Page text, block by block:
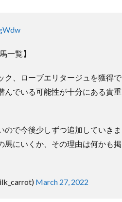
一覧】
ク、ローブエリタージュを獲得で
んでいる可能性が十分にある貴重
ので今後少しずつ追加していきま
馬にいくか、その理由は何かも掲
March 27, 2022